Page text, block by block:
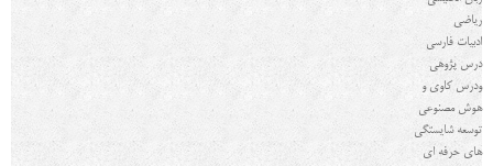
ریاضی
ادبیات فارسی
درس پژوهی
ودرس کاوی و
هوش مصنوعی
توسعه شایستگی
های حرفه ای